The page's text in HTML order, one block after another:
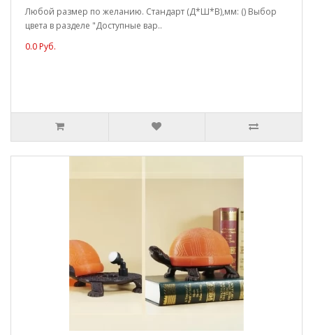
Любой размер по желанию. Стандарт (Д*Ш*В),мм: () Выбор
цвета в разделе "Доступные вар..
0.0 Руб.